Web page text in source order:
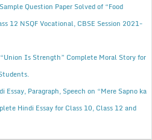
Question Paper Solved of “Food
12 NSQF Vocational, CBSE Session 2021-
Is Strength” Complete Moral Story for
Essay, Paragraph, Speech on “Mere Sapno ka
Hindi Essay for Class 10, Class 12 and